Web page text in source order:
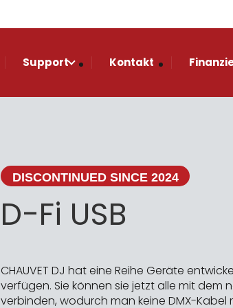
Support Kontakt
DISCONTINUED SINCE 2024
D-Fi USB
CHAUVET DJ hat eine Reihe Geräte
verfügen. Sie können sie jetzt alle mit dem
verbinden, wodurch man keine DMX-Kabel